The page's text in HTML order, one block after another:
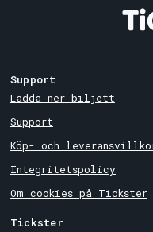
Support
Ladda ner biljett
Support
Köp- och
Integritetspolicy
Om cookies på Tickster
Tickster